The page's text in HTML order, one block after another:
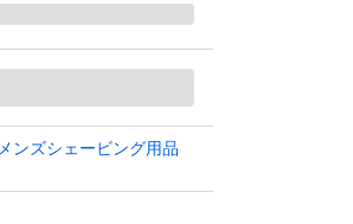
メンズシェービング用品